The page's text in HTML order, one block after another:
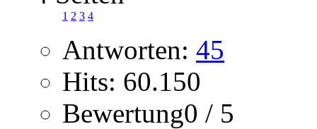
1 2 3 4
Antworten: 45
Hits: 60.150
Bewertung0 / 5